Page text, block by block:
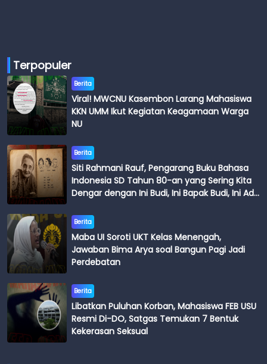
Terpopuler
Berita
Viral! MWCNU Kasembon Larang Mahasiswa
KKN UMM Ikut Kegiatan Keagamaan Warga
NU
Berita
Siti Rahmani Rauf, Pengarang Buku Bahasa
Indonesia SD Tahun 80-an yang Sering Kita
Dengar dengan Ini Budi, Ini Bapak Budi, Ini Adik
Berita
Maba UI Soroti UKT Kelas Menengah,
Jawaban Bima Arya soal Bangun Pagi Jadi
Perdebatan
Berita
Libatkan Puluhan Korban, Mahasiswa FEB USU
Resmi Di-DO, Satgas Temukan 7 Bentuk
Kekerasan Seksual